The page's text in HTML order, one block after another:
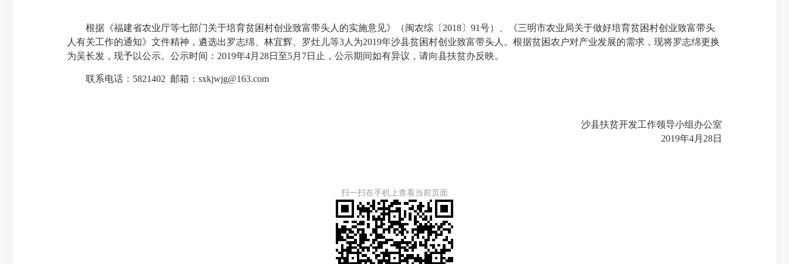
根据《福建省农业厅等七部门关于培育贫困村创业致富带头人的实施意见》（闽农综〔2018〕91号）、《三明市农业局关于做好培育贫困村创业致富带头
人有关工作的通知》文件精神，遴选出罗志绵、林宜辉、罗灶儿等3人为2019年沙县贫困村创业致富带头人。根据贫困农户对产业发展的需求，现将罗志绵更换
为吴长发，现予以公示。公示时间：2019年4月28日至5月7日止，公示期间如有异议，请向县扶贫办反映。
联系电话：5821402 邮箱：sxkjwjg@163.com
沙县扶贫开发工作领导小组办公室
2019年4月28日
扫一扫在手机上查看当前页面